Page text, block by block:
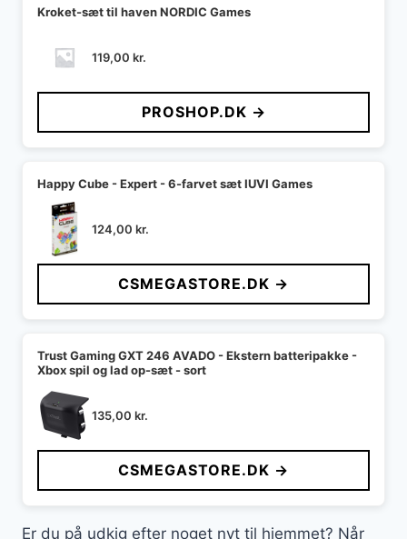
Kroket-sæt til haven NORDIC Games
119,00 kr.
PROSHOP.DK →
Happy Cube - Expert - 6-farvet sæt IUVI Games
124,00 kr.
CSMEGASTORE.DK →
Trust Gaming GXT 246 AVADO - Ekstern batteripakke -
Xbox spil og lad op-sæt - sort
135,00 kr.
CSMEGASTORE.DK →
Er du på udkig efter noget nyt til hjemmet? Når